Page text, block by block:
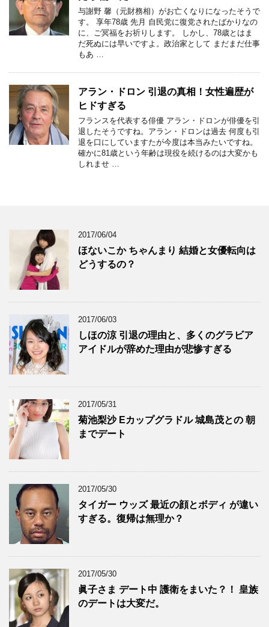
与謝野 馨（元財務相）がお亡くなりになったそうで
す。 享年78歳 先月 自民党に復党されたばかりなの
に、ご冥福をお祈りします。 しかし、78歳とはま
だ死ぬには早いですよ。政治家として まだまだ仕事
もあ …
アラン・ドロン 引退の真相！女性遍歴が
ヒドすぎる
フランスを代表する俳優 アラン・ドロンが俳優を引
退したそうですね。アラン・ドロンは過去 何度も引
退を口にしていますたが今度は本当みたいですね。
確かに81歳という年齢は現役を続けるのは大変かも
しれませ …
2017/06/04
ほないこか ちゃんまり 結婚と女優転向は
どうするの？
2017/06/03
しほの涼 引退の理由と、多くのグラビア
アイドルが辞めた理由が悲惨すぎる
2017/05/31
菊池梨沙 Eカップグラドル 城島茂との 朝
までデート
2017/05/30
タイガー ウッズ 最近の顔とボディ が違い
すぎる。復帰は無理か？
2017/05/30
眞子さま デート中 護衛をまいた？！ 皇族
のデートは大変だ。